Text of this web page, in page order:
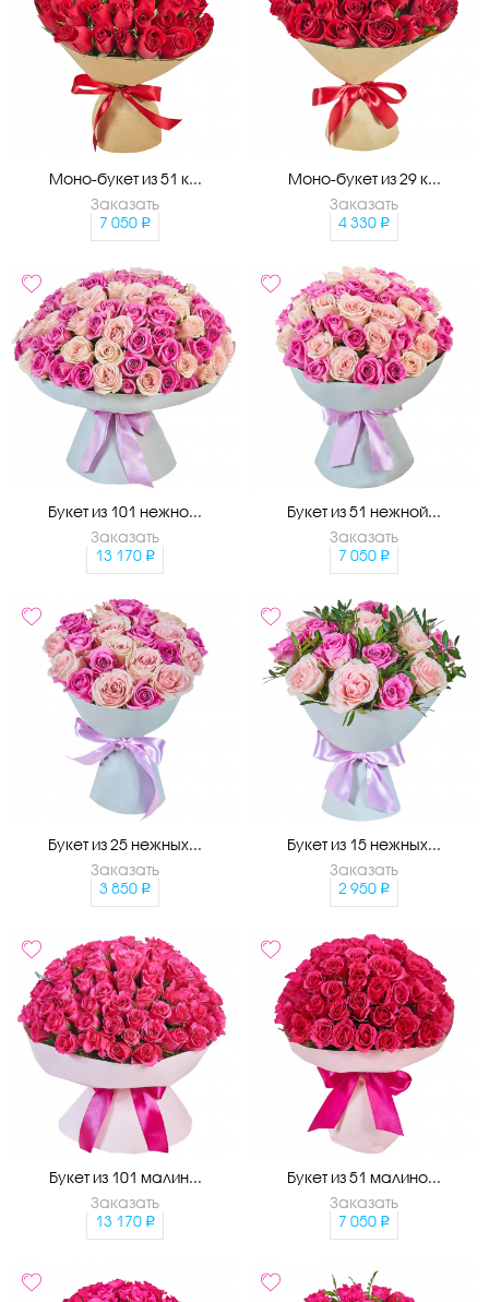
Моно-букет из 51 к...
Заказать
7 050
Моно-букет из 29 к...
Заказать
4 330
Букет из 101 нежно...
Заказать
13 170
Букет из 51 нежной...
Заказать
7 050
Букет из 25 нежных...
Заказать
3 850
Букет из 15 нежных...
Заказать
2 950
Букет из 101 малин...
Заказать
13 170
Букет из 51 малино...
Заказать
7 050